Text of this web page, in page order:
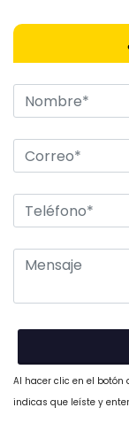
Al hacer clic en el botón
indicas que leíste y